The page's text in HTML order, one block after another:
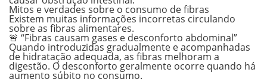
Mitos e verdades sobre o consumo de fibras
Existem muitas informações incorretas circulando
sobre as fibras alimentares.
🚨 “Fibras causam gases e desconforto abdominal”
Quando introduzidas gradualmente e acompanhadas
de hidratação adequada, as fibras melhoram a
digestão. O desconforto geralmente ocorre quando há
aumento súbito no consumo.